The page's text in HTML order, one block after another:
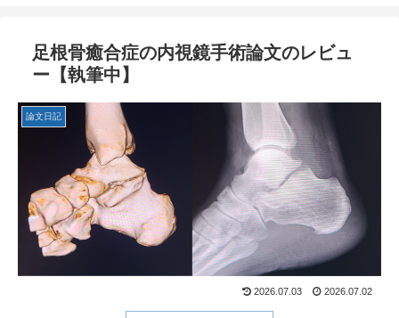
足根骨癒合症の内視鏡手術論文のレビュ
ー【執筆中】
論文日記
2026.07.03 2026.07.02